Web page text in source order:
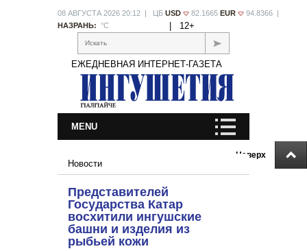
Наверх
08 АВГУСТА 2026 20:12 | ЦБ USD 82.1665 EUR
94.8366 |
НАЗРАНЬ: °С 12+
Искать
ЕЖЕДНЕВНАЯ ИНТЕРНЕТ-ГАЗЕТА
MENU
Новости
Представителей
Государства Катар
восхитили ингушские
башни и изделия из
рыбьей кожи